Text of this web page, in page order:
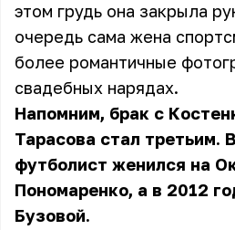
этом грудь она закрыла
очередь сама жена
более романтичные
свадебных нарядах.
Напомним, брак с
Тарасова стал третьим.
футболист женился на
Пономаренко, а в 2012
Бузовой.